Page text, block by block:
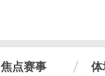
焦点赛事